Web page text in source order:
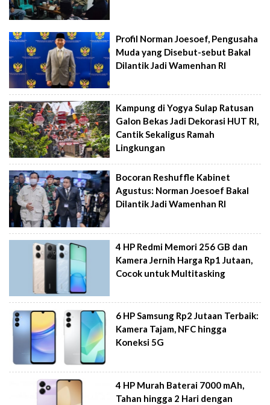
Profil Norman Joesoef, Pengusaha
Muda yang Disebut-sebut Bakal
Dilantik Jadi Wamenhan RI
Kampung di Yogya Sulap Ratusan
Galon Bekas Jadi Dekorasi HUT RI,
Cantik Sekaligus Ramah
Lingkungan
Bocoran Reshuffle Kabinet
Agustus: Norman Joesoef Bakal
Dilantik Jadi Wamenhan RI
4 HP Redmi Memori 256 GB dan
Kamera Jernih Harga Rp1 Jutaan,
Cocok untuk Multitasking
6 HP Samsung Rp2 Jutaan Terbaik:
Kamera Tajam, NFC hingga
Koneksi 5G
4 HP Murah Baterai 7000 mAh,
Tahan hingga 2 Hari dengan